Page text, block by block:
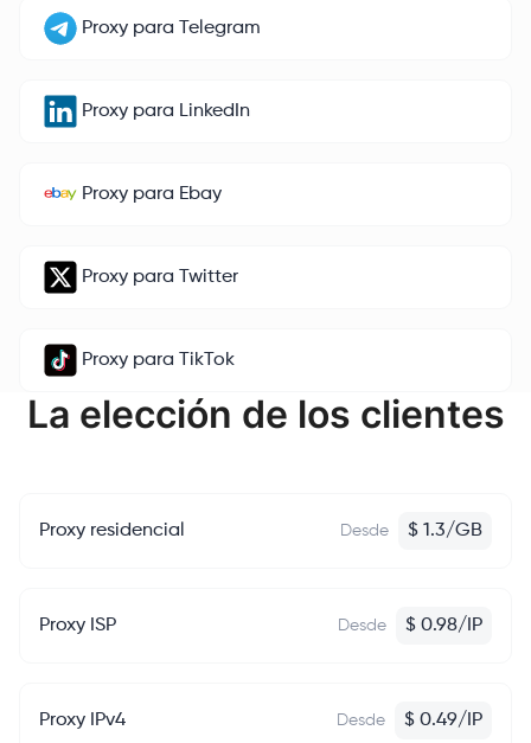
Proxy para Telegram
Proxy para LinkedIn
Proxy para Ebay
Proxy para Twitter
Proxy para TikTok
La elección de los clientes
Proxy residencial Desde $ 1.3/GB
Proxy ISP Desde $ 0.98/ IP
Proxy IPv4 Desde $ 0.49/ IP